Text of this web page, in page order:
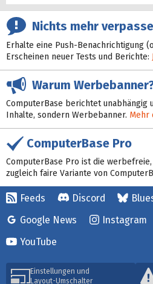
Nichts mehr
Erhalte eine Push-Benachrichtigung
Erscheinen neuer Tests und Berichte:
Warum
ComputerBase berichtet unabhängig
Inhalte, sondern Werbebanner. Mehr
ComputerBase Pro
ComputerBase Pro ist die
zugleich faire Variante von
Feeds Discord
Google News
Instagram
YouTube
Einstellungen und
Layout-Umschalter